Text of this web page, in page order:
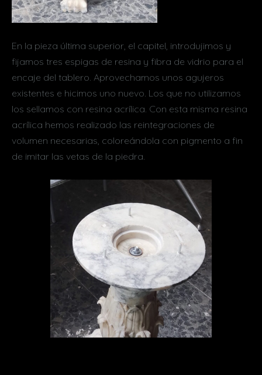
En la pieza última superior, el capitel, introdujimos y
fijamos tres espigas de resina y fibra de vidrio para el
encaje del tablero. Aprovechamos unos agujeros
existentes e hicimos uno nuevo. Los que no utilizamos
los sellamos con resina acrílica. Con esta misma resina
acrílica hemos realizado las reintegraciones de
volumen necesarias, coloreándola con pigmento a fin
de imitar las vetas de la piedra.